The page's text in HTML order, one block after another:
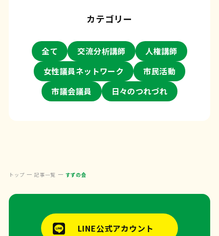
カテゴリー
全て 交流分析講師
人権講師
女性議員ネットワーク
市民活動
市議会議員
日々のつれづれ
トップ 記事一覧 すずの会
LINE公式アカウント